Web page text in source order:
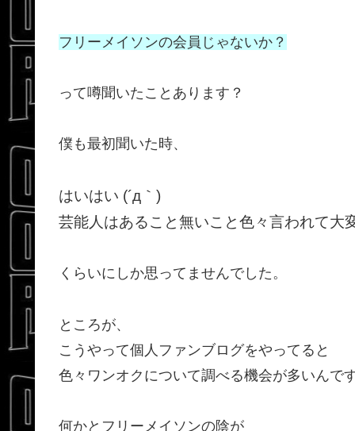
フリーメイソンの会員じゃないか？
って噂聞いたことあります？
僕も最初聞いた時、
はいはい (´д｀)
芸能人はあること無いこと色々言われて大
くらいにしか思ってませんでした。
ところが、
こうやって個人ファンブログをやってると
色々ワンオクについて調べる機会が多いんです
何かとフリーメイソンの陰が